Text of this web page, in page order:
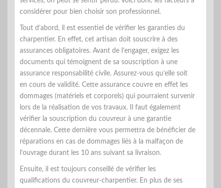
considérer pour bien choisir son professionnel.
Tout d’abord, il est essentiel de vérifier les garanties du
charpentier. En effet, cet artisan doit souscrire à des
assurances obligatoires. Avant de l’engager, exigez les
documents qui témoignent de sa souscription à une
assurance responsabilité civile. Assurez-vous qu’elle soit
en cours de validité. Cette assurance couvre en effet les
dommages (matériels et corporels) qui pourraient survenir
lors de la réalisation de vos travaux. Il faut également
vérifier la souscription du couvreur à une garantie
décennale. Cette dernière vous permettra de bénéficier de
réparations en cas de dommages liés à la malfaçon de
l’ouvrage durant les 10 ans suivant sa livraison.
Ensuite, il est toujours conseillé de vérifier les
qualifications du couvreur-charpentier. En plus de ses